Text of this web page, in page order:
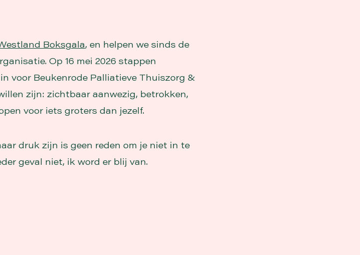
Boksgala, en helpen we sinds de
Op 16 mei 2026 stappen
voor Beukenrode Palliatieve Thuiszorg &
zijn: zichtbaar aanwezig, betrokken,
voor iets groters dan jezelf.
druk zijn is geen reden om je niet in te
geval niet, ik word er blij van.